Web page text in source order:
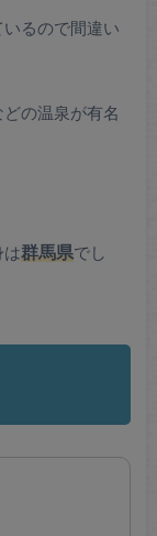
るので間違い
の温泉が有名
は群馬県でし